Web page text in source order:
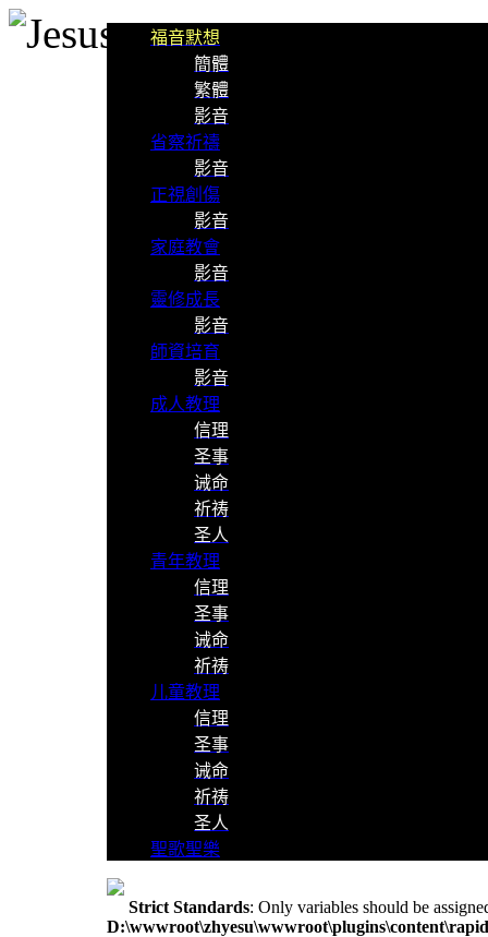
福音默想
簡體
繁體
影音
省察祈禱
影音
正視創傷
影音
家庭教會
影音
靈修成長
影音
師資培育
影音
成人教理
信理
圣事
诫命
祈祷
圣人
青年教理
信理
圣事
诫命
祈祷
儿童教理
信理
圣事
诫命
祈祷
圣人
聖歌聖樂
Strict Standards: Only variables should be